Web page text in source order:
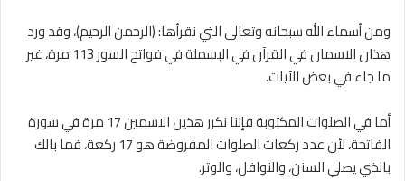
ومن أسماء الله سبحانه وتعالى التي نقرأها: (الرحمن الرحيم)، وقد ورد
هذان الاسمان في القرآن في البسملة في فواتح السور 113 مرة، غير
ما جاء في بعض الآيات.
أما في الصلوات المكتوبة فإننا نكرر هذين الاسمين 17 مرة في سورة
الفاتحة، لأن عدد ركعات الصلوات المفروضة هو 17 ركعة، فما بالك
بالذي يصلي السنن، والنوافل، والوتر.